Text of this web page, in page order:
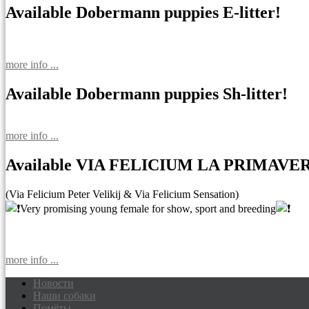
Available Dobermann puppies E-litter!
more info ...
Available Dobermann puppies Sh-litter!
more info ...
Available VIA FELICIUM LA
(Via Felicium Peter Velikij & Via Felicium Sensation)
Very promising young female for show, sport and breeding
more info ...
Доберманы питомник Via Felicium,
Новости
Наши собаки